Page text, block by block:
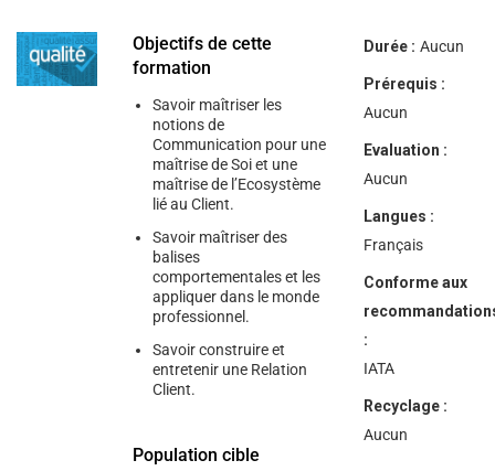
navigate
and
interact
Objectifs de cette
formation
Savoir maîtriser les
notions de
Communication pour une
maîtrise de Soi et une
maîtrise de l’Ecosystème
lié au Client.
Savoir maîtriser des
balises
comportementales et les
appliquer dans le monde
professionnel.
Savoir construire et
entretenir une Relation
Client.
Population cible
Durée : Aucun
Prérequis :
Aucun
Evaluation :
Aucun
Langues :
Français
Conforme aux
:
IATA
Recyclage :
Aucun